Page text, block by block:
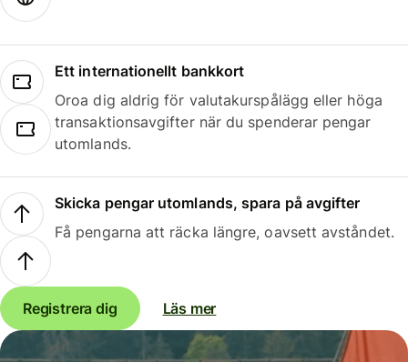
Ett internationellt bankkort
Oroa dig aldrig för valutakurspålägg eller höga
transaktionsavgifter när du spenderar pengar
utomlands.
Skicka pengar utomlands, spara på avgifter
Få pengarna att räcka längre, oavsett avståndet.
Registrera dig Läs mer